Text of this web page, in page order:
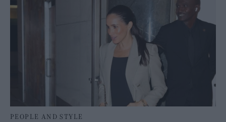
PEOPLE AND STYLE